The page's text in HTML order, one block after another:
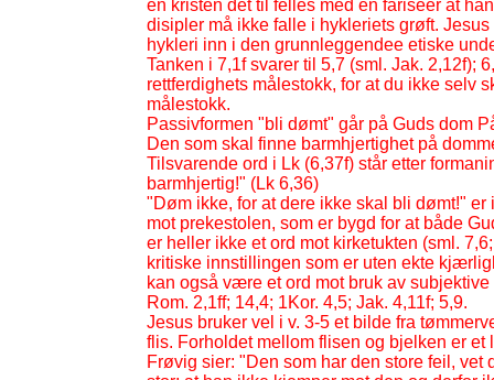
en kristen det til felles med en fariseer at
disipler må ikke falle i hykleriets grøft.
hykleri inn i den grunnleggendee etiske
Tanken i 7,1f svarer til 5,7 (sml. Jak. 2,12f);
rettferdighets målestokk, for at du ikke selv
målestokk.
Passivformen "bli dømt" går på Guds dom
Den som skal finne barmhjertighet på
Tilsvarende ord i Lk (6,37f) står etter
barmhjertig!" (Lk 6,36)
"Døm ikke, for at dere ikke skal bli dømt!"
mot prekestolen, som er bygd for at både
er heller ikke et ord mot kirketukten (sml.
kritiske innstillingen som er uten ekte
kan også være et ord mot bruk av
Rom. 2,1ff; 14,4; 1Kor. 4,5; Jak. 4,11f; 5,9.
Jesus bruker vel i v. 3-5 et bilde fra
flis. Forholdet mellom flisen og bjelken er
Frøvig sier: "Den som har den store feil, vet